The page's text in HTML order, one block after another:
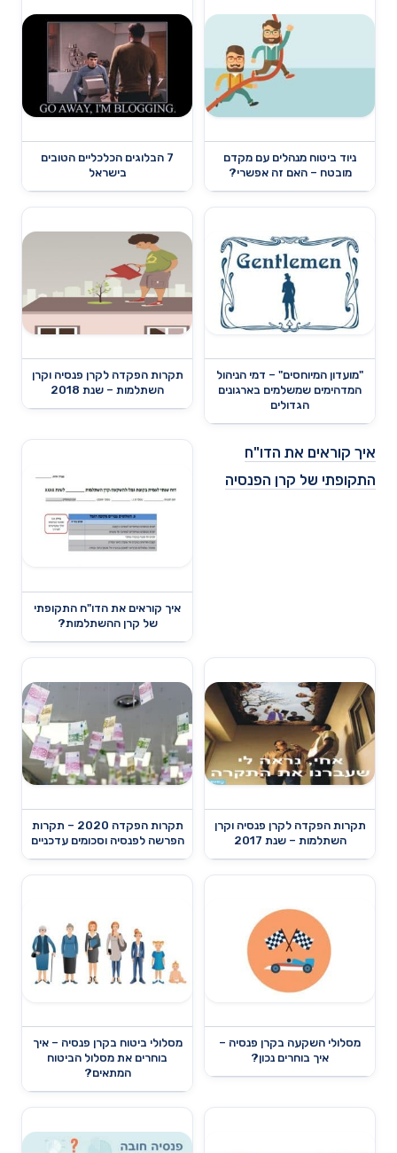
ניוד ביטוח מנהלים עם מקדם
מובטח – האם זה אפשרי?
7 הבלוגים הכלכליים הטובים
בישראל
"מועדון המיוחסים" – דמי הניהול
המדהימים שמשלמים בארגונים
הגדולים
תקרות הפקדה לקרן פנסיה וקרן
השתלמות – שנת 2018
איך קוראים את הדו"ח
התקופתי של קרן הפנסיה
איך קוראים את הדו"ח התקופתי
של קרן ההשתלמות?
תקרות הפקדה לקרן פנסיה וקרן
השתלמות – שנת 2017
תקרות הפקדה 2020 – תקרות
הפרשה לפנסיה וסכומים עדכניים
מסלולי השקעה בקרן פנסיה –
איך בוחרים נכון?
מסלולי ביטוח בקרן פנסיה – איך
בוחרים את מסלול הביטוח
המתאים?